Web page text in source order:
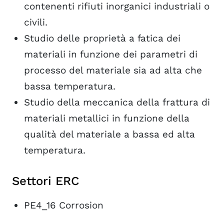
contenenti rifiuti inorganici industriali o
civili.
Studio delle proprietà a fatica dei
materiali in funzione dei parametri di
processo del materiale sia ad alta che
bassa temperatura.
Studio della meccanica della frattura di
materiali metallici in funzione della
qualità del materiale a bassa ed alta
temperatura.
Settori ERC
PE4_16 Corrosion